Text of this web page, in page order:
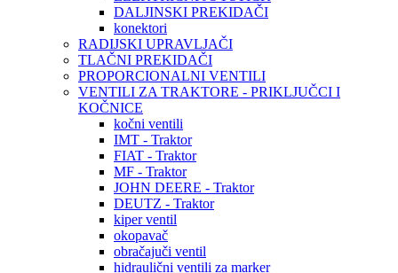
DALJINSKI PREKIDAČI
konektori
RADIJSKI UPRAVLJAČI
TLAČNI PREKIDAČI
PROPORCIONALNI VENTILI
VENTILI ZA TRAKTORE - PRIKLJUČCI I
KOČNICE
kočni ventili
IMT - Traktor
FIAT - Traktor
MF - Traktor
JOHN DEERE - Traktor
DEUTZ - Traktor
kiper ventil
okopavač
obračajuči ventil
hidraulični ventili za marker